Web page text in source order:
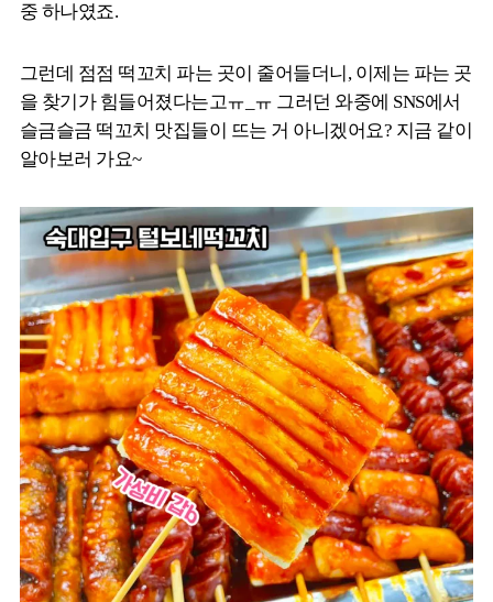
중 하나였죠.
그런데 점점 떡꼬치 파는 곳이 줄어들더니, 이제는 파는 곳
을 찾기가 힘들어졌다는고ㅠ_ㅠ 그러던 와중에 SNS에서
슬금슬금 떡꼬치 맛집들이 뜨는 거 아니겠어요? 지금 같이
알아보러 가요~